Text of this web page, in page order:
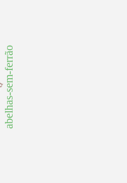
abelhas-sem-ferrão